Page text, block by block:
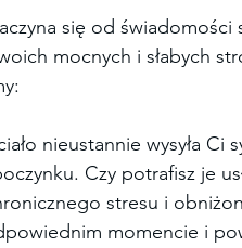
się od
mocnych i słabych
nieustannie wysyła Ci
Czy potrafisz je
stresu i
momencie i